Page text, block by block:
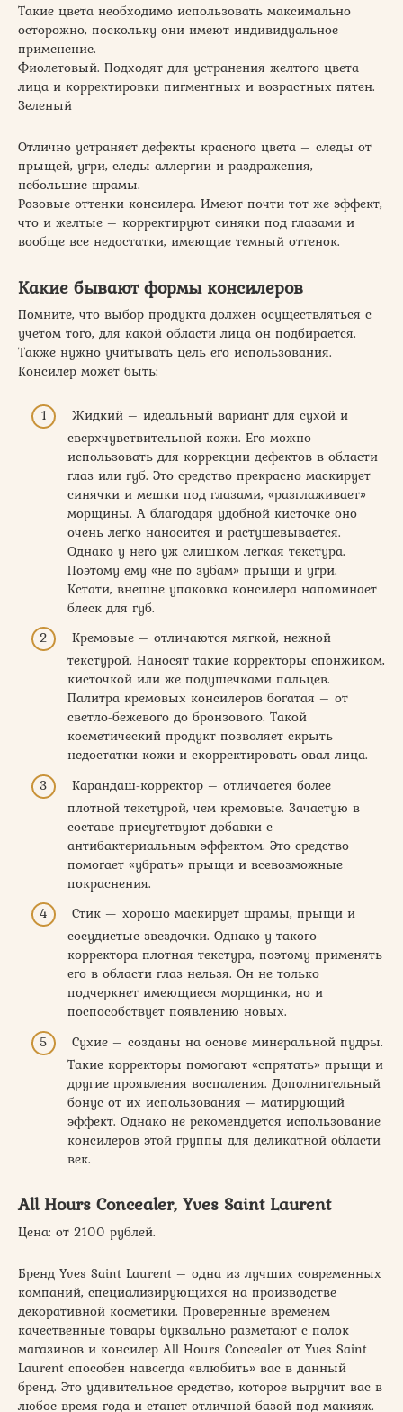
Такие цвета необходимо использовать максимально
осторожно, поскольку они имеют индивидуальное
применение.
Фиолетовый. Подходят для устранения желтого цвета
лица и корректировки пигментных и возрастных пятен.
Зеленый
Отлично устраняет дефекты красного цвета – следы от
прыщей, угри, следы аллергии и раздражения,
небольшие шрамы.
Розовые оттенки консилера. Имеют почти тот же эффект,
что и желтые – корректируют синяки под глазами и
вообще все недостатки, имеющие темный оттенок.
Какие бывают формы консилеров
Помните, что выбор продукта должен осуществляться с
учетом того, для какой области лица он подбирается.
Также нужно учитывать цель его использования.
Консилер может быть:
Жидкий – идеальный вариант для сухой и
сверхчувствительной кожи. Его можно
использовать для коррекции дефектов в области
глаз или губ. Это средство прекрасно маскирует
синячки и мешки под глазами, «разглаживает»
морщины. А благодаря удобной кисточке оно
очень легко наносится и растушевывается.
Однако у него уж слишком легкая текстура.
Поэтому ему «не по зубам» прыщи и угри.
Кстати, внешне упаковка консилера напоминает
блеск для губ.
Кремовые – отличаются мягкой, нежной
текстурой. Наносят такие корректоры спонжиком,
кисточкой или же подушечками пальцев.
Палитра кремовых консилеров богатая – от
светло-бежевого до бронзового. Такой
косметический продукт позволяет скрыть
недостатки кожи и скорректировать овал лица.
Карандаш-корректор – отличается более
плотной текстурой, чем кремовые. Зачастую в
составе присутствуют добавки с
антибактериальным эффектом. Это средство
помогает «убрать» прыщи и всевозможные
покраснения.
Стик — хорошо маскирует шрамы, прыщи и
сосудистые звездочки. Однако у такого
корректора плотная текстура, поэтому применять
его в области глаз нельзя. Он не только
подчеркнет имеющиеся морщинки, но и
поспособствует появлению новых.
Сухие – созданы на основе минеральной пудры.
Такие корректоры помогают «спрятать» прыщи и
другие проявления воспаления. Дополнительный
бонус от их использования – матирующий
эффект. Однако не рекомендуется использование
консилеров этой группы для деликатной области
век.
All Hours Concealer, Yves Saint Laurent
Цена: от 2100 рублей.
Бренд Yves Saint Laurent – одна из лучших современных
компаний, специализирующихся на производстве
декоративной косметики. Проверенные временем
качественные товары буквально разметают с полок
магазинов и консилер All Hours Concealer от Yves Saint
Laurent способен навсегда «влюбить» вас в данный
бренд. Это удивительное средство, которое выручит вас в
любое время года и станет отличной базой под макияж.